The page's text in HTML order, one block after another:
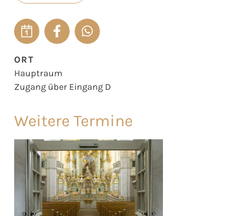
ORT
Hauptraum
Zugang über Eingang D
Weitere Termine